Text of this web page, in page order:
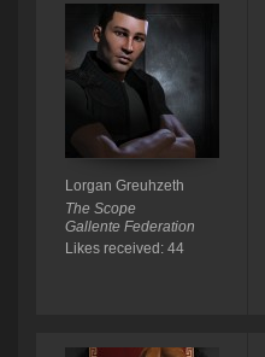
Lorgan Greuhzeth
The Scope
Gallente Federation
Likes received: 44